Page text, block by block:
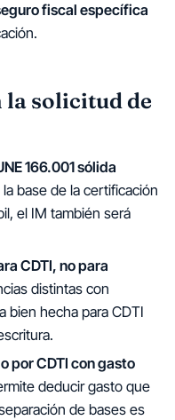
fiscal específica
la solicitud de
166.001 sólida
base de la certificación
el IM también será
CDTI, no para
distintas con
bien hecha para CDTI
por CDTI con gasto
deducir gasto que
de bases es